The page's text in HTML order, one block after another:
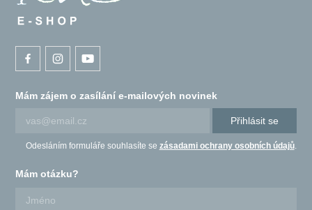
Mám zájem o zasílání e-mailových novinek
Přihlásit se
Odesláním formuláře souhlasíte se zásadami ochrany osobních údajů.
Mám otázku?